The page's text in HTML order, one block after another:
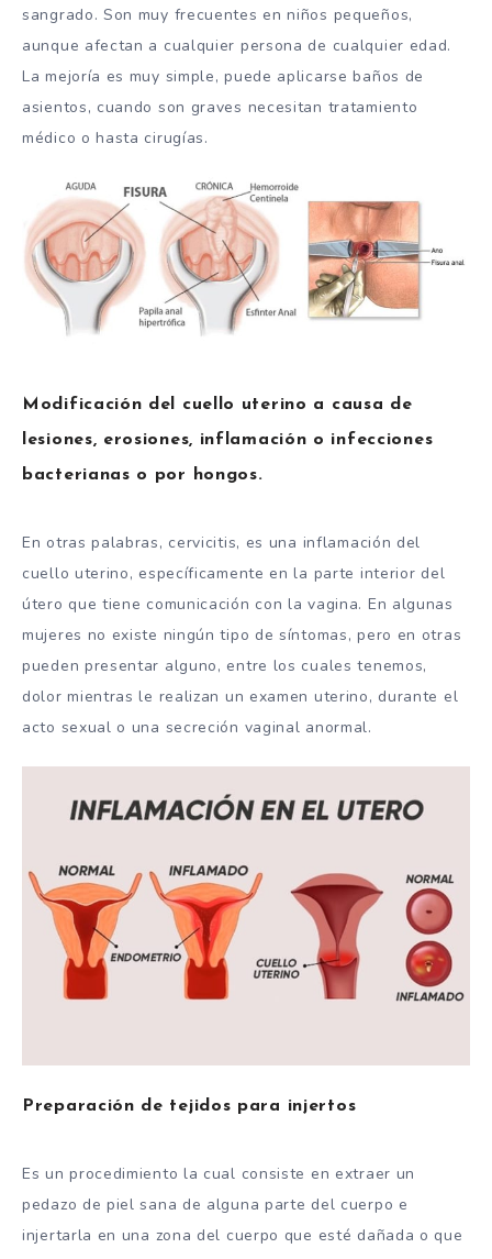
sangrado. Son muy frecuentes en niños pequeños,
aunque afectan a cualquier persona de cualquier edad.
La mejoría es muy simple, puede aplicarse baños de
asientos, cuando son graves necesitan tratamiento
médico o hasta cirugías.
Modificación del cuello uterino a causa de
lesiones, erosiones, inflamación o infecciones
bacterianas o por hongos.
En otras palabras, cervicitis, es una inflamación del
cuello uterino, específicamente en la parte interior del
útero que tiene comunicación con la vagina. En algunas
mujeres no existe ningún tipo de síntomas, pero en otras
pueden presentar alguno, entre los cuales tenemos,
dolor mientras le realizan un examen uterino, durante el
acto sexual o una secreción vaginal anormal.
Preparación de tejidos para injertos
Es un procedimiento la cual consiste en extraer un
pedazo de piel sana de alguna parte del cuerpo e
injertarla en una zona del cuerpo que esté dañada o que